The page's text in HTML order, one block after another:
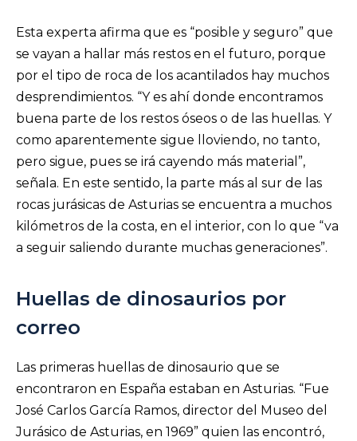
Esta experta afirma que es “posible y seguro” que
se vayan a hallar más restos en el futuro, porque
por el tipo de roca de los acantilados hay muchos
desprendimientos. “Y es ahí donde encontramos
buena parte de los restos óseos o de las huellas. Y
como aparentemente sigue lloviendo, no tanto,
pero sigue, pues se irá cayendo más material”,
señala. En este sentido, la parte más al sur de las
rocas jurásicas de Asturias se encuentra a muchos
kilómetros de la costa, en el interior, con lo que “va
a seguir saliendo durante muchas generaciones”.
Huellas de dinosaurios por
correo
Las primeras huellas de dinosaurio que se
encontraron en España estaban en Asturias. “Fue
José Carlos García Ramos, director del Museo del
Jurásico de Asturias, en 1969” quien las encontró,